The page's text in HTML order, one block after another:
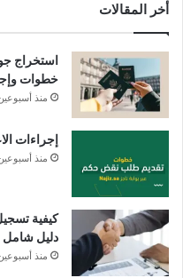
أخر المقالات
استخراج
خطوات
منذ
إجراءات
منذ
كيفية
دليل شامل
منذ